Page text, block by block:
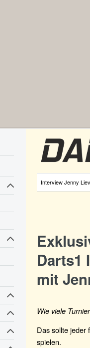
Interview Jenny
Darts1
mit
Wie viele
Das sollte jeder
spielen.